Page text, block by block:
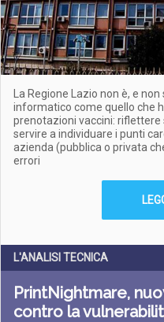
La Regione Lazio non è, e
informatico come quello che
prenotazioni vaccini:
servire a individuare i punti
azienda (pubblica o privata
errori
L'ANALISI TECNICA
PrintNightmare,
contro la